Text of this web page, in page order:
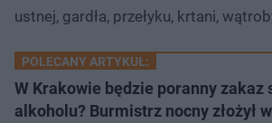
ustnej, gardła, przełyku, krtani,
POLECANY ARTYKUŁ:
W Krakowie będzie poranny zakaz
alkoholu? Burmistrz nocny złożył